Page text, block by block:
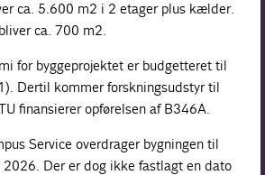
ca. 5.600 m2 i 2 etager plus kælder.
ca. 700 m2.
for byggeprojektet er budgetteret til
Dertil kommer forskningsudstyr til
finansierer opførelsen af B346A.
Service overdrager bygningen til
2026. Der er dog ikke fastlagt en dato